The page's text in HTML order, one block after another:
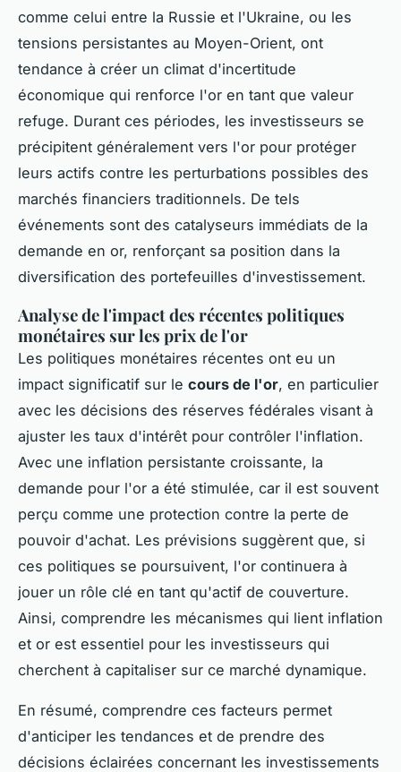
comme celui entre la Russie et l'Ukraine, ou les
tensions persistantes au Moyen-Orient, ont
tendance à créer un climat d'incertitude
économique qui renforce l'or en tant que valeur
refuge. Durant ces périodes, les investisseurs se
précipitent généralement vers l'or pour protéger
leurs actifs contre les perturbations possibles des
marchés financiers traditionnels. De tels
événements sont des catalyseurs immédiats de la
demande en or, renforçant sa position dans la
diversification des portefeuilles d'investissement.
Analyse de l'impact des récentes politiques
monétaires sur les prix de l'or
Les politiques monétaires récentes ont eu un
impact significatif sur le cours de l'or, en particulier
avec les décisions des réserves fédérales visant à
ajuster les taux d'intérêt pour contrôler l'inflation.
Avec une inflation persistante croissante, la
demande pour l'or a été stimulée, car il est souvent
perçu comme une protection contre la perte de
pouvoir d'achat. Les prévisions suggèrent que, si
ces politiques se poursuivent, l'or continuera à
jouer un rôle clé en tant qu'actif de couverture.
Ainsi, comprendre les mécanismes qui lient inflation
et or est essentiel pour les investisseurs qui
cherchent à capitaliser sur ce marché dynamique.
En résumé, comprendre ces facteurs permet
d'anticiper les tendances et de prendre des
décisions éclairées concernant les investissements